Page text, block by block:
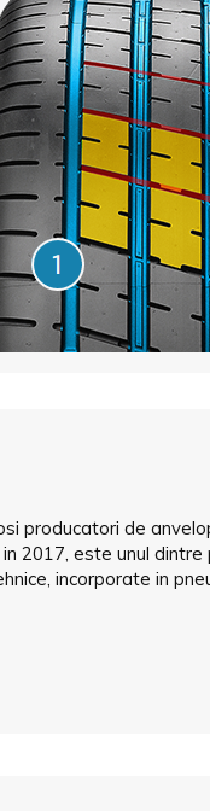
producatori de
2017, este unul dintre
incorporate in